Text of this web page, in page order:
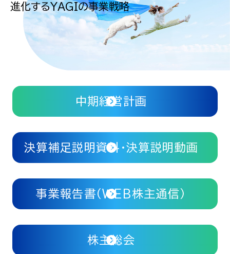
中期経営計画
決算補足説明資料・決算説明動画
事業報告書（WEB株主通信）
株主総会
進化するYAGIの事業戦略